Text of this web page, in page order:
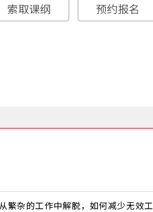
索取课纲 预约报名
繁杂的工作中解脱，如何减少无效工